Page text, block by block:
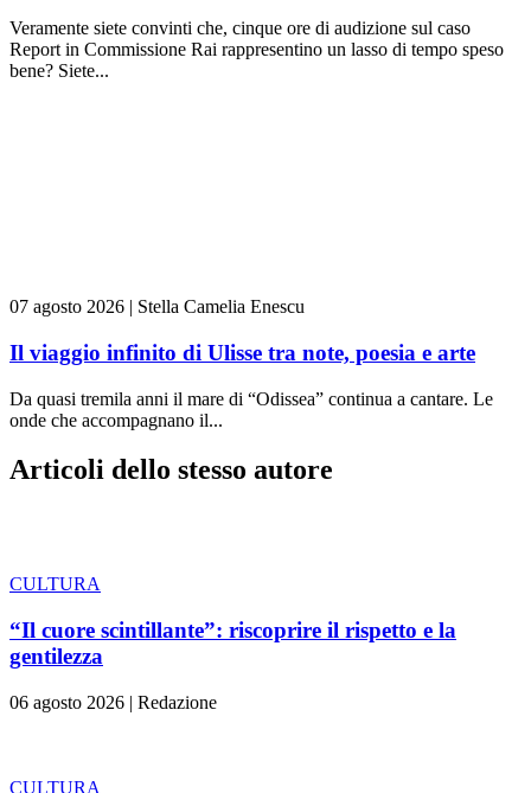
Veramente siete convinti che, cinque ore di audizione sul caso
Report in Commissione Rai rappresentino un lasso di tempo speso
bene? Siete...
07 agosto 2026 | Stella Camelia Enescu
Il viaggio infinito di Ulisse tra note, poesia e arte
Da quasi tremila anni il mare di “Odissea” continua a cantare. Le
onde che accompagnano il...
Articoli dello stesso autore
CULTURA
“Il cuore scintillante”: riscoprire il rispetto e la
gentilezza
06 agosto 2026 | Redazione
CULTURA